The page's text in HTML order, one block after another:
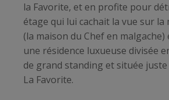
la Favorite, et en profite pour
étage qui lui cachait la vue sur la
(la maison du Chef en malgache)
une résidence luxueuse divisée
de grand standing et située juste
La Favorite.